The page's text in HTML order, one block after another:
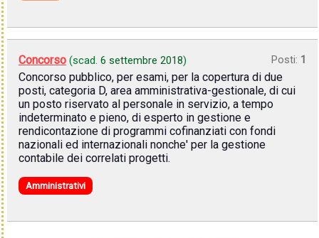
Concorso (scad. 6 settembre 2018) Posti: 1
Concorso pubblico, per esami, per la copertura di due
posti, categoria D, area amministrativa-gestionale, di cui
un posto riservato al personale in servizio, a tempo
indeterminato e pieno, di esperto in gestione e
rendicontazione di programmi cofinanziati con fondi
nazionali ed internazionali nonche' per la gestione
contabile dei correlati progetti.
Amministrativi